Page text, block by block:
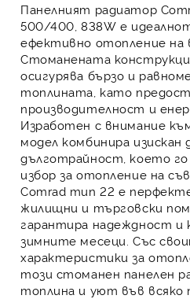
Панелният радиатор
500/400, 838W е
ефективно отопление на
Стоманената
осигурява бързо и
топлината, като
производителност и
Изработен с внимание
модел комбинира изискан
дълготрайност, което
избор за отопление на
Comrad тип 22 е
жилищни и търговски
гарантира надеждност и
зимните месеци. Със
характеристики за
този стоманен панелен
топлина и уют във всяко